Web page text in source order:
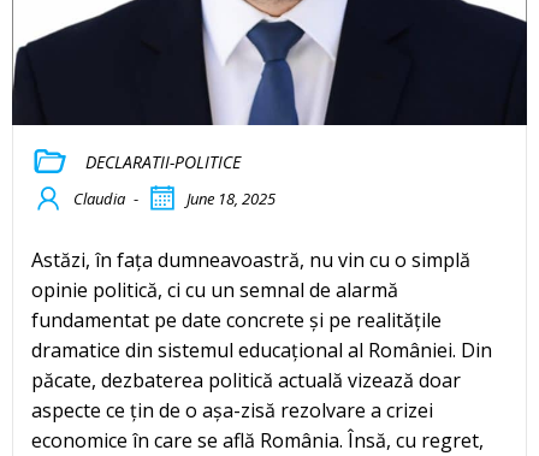
DECLARATII-POLITICE
Claudia - June 18, 2025
Astăzi, în fața dumneavoastră, nu vin cu o simplă
opinie politică, ci cu un semnal de alarmă
fundamentat pe date concrete și pe realitățile
dramatice din sistemul educațional al României. Din
păcate, dezbaterea politică actuală vizează doar
aspecte ce țin de o așa-zisă rezolvare a crizei
economice în care se află România. Însă, cu regret,